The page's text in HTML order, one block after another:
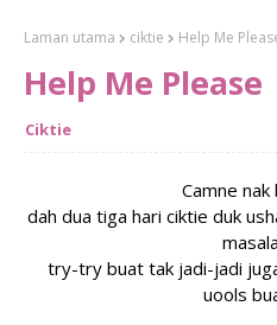
Laman utama ciktie Help Me
Help Me Please
Ciktie
Camne nak
dah dua tiga hari ciktie duk
try-try buat tak jadi-jadi
uools